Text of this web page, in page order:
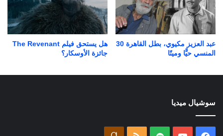
عبد العزيز مكيوي، بطل القاهرة 30
المنسي حيًّا وميتًا
هل يستحق فيلم The Revenant
جائزة الأوسكار؟
سوشيال ميديا